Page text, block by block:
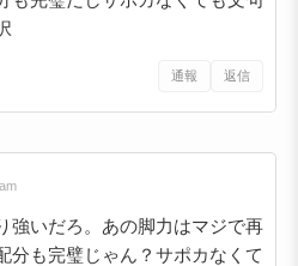
通報 返信
強いだろ。あの脚力はマジで再
分も完璧じゃん？サポカなくて